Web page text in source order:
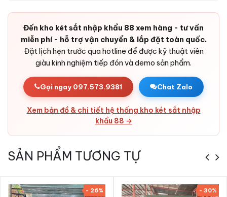
Thiết kế sang trọng, đa không gian:Đường nét tinh tế,
lớp sơn cao cấp - phù hợp với phòng khách, phòng ngủ,
văn phòng, khách sạn, cửa hàng, công ty, ngân hàng.
Ưu điểm Két sắt Liberty LB79S App Wifi
Đến kho két sắt nhập khẩu 88 xem hàng - tư vấn
miễn phí - hỗ trợ vận chuyển & lắp đặt toàn quốc.
Đặt lịch hẹn trước qua hotline để được kỹ thuật viên
giàu kinh nghiệm tiếp đón và demo sản phẩm.
Gọi ngay 097.573.9381 Chat Zalo
Xem bản đồ & chi tiết hệ thống kho két sắt nhập
khẩu 88 →
SẢN PHẨM TƯƠNG TỰ
- 26% - 30%